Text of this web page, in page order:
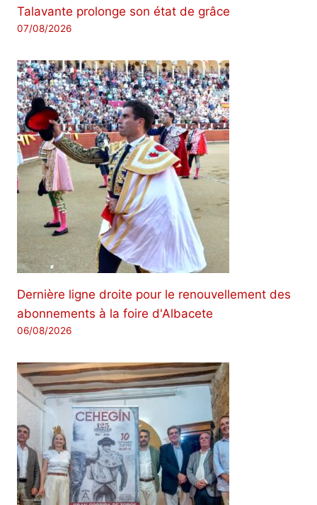
Talavante prolonge son état de grâce
07/08/2026
Dernière ligne droite pour le renouvellement des
abonnements à la foire d'Albacete
06/08/2026